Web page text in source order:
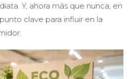
Y, ahora más que nunca, en
clave para influir en la